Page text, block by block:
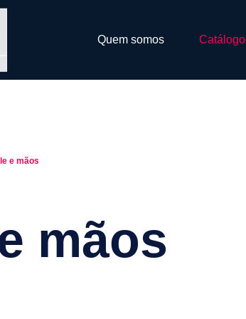
Quem somos Catálogo
e mãos
mãos